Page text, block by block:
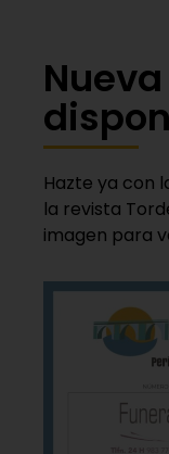
Hazte ya con
la revista
imagen para